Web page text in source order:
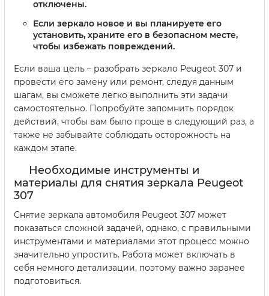
отключены.
Если зеркало новое и вы планируете его
установить, храните его в безопасном месте,
чтобы избежать повреждений.
Если ваша цель – разобрать зеркало Peugeot 307 и
провести его замену или ремонт, следуя данным
шагам, вы сможете легко выполнить эти задачи
самостоятельно. Попробуйте запомнить порядок
действий, чтобы вам было проще в следующий раз, а
также не забывайте соблюдать осторожность на
каждом этапе.
Необходимые инструменты и
материалы для снятия зеркала Peugeot
307
Снятие зеркала автомобиля Peugeot 307 может
показаться сложной задачей, однако, с правильными
инструментами и материалами этот процесс можно
значительно упростить. Работа может включать в
себя немного детализации, поэтому важно заранее
подготовиться.